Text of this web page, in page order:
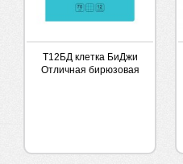
Т12БД клетка БиДжи
Отличная бирюзовая